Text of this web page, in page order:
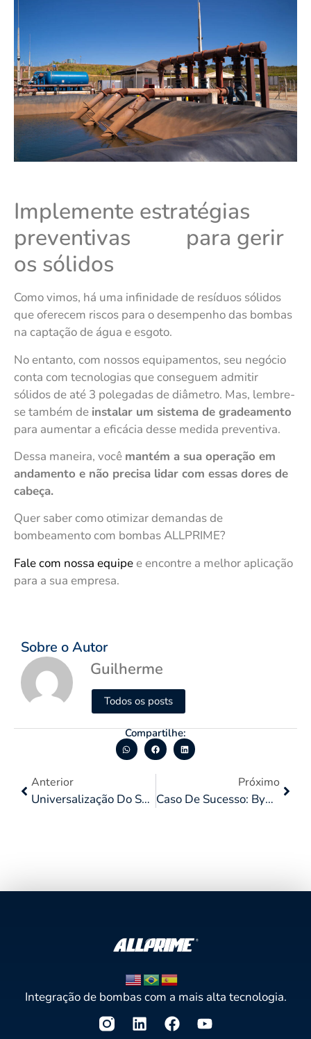
Implemente estratégias
preventivas para gerir
os sólidos
Como vimos, há uma infinidade de resíduos sólidos
que oferecem riscos para o desempenho das bombas
na captação de água e esgoto.
No entanto, com nossos equipamentos, seu negócio
conta com tecnologias que conseguem admitir
sólidos de até 3 polegadas de diâmetro. Mas, lembre-
se também de instalar um sistema de gradeamento
para aumentar a eficácia desse medida preventiva.
Dessa maneira, você mantém a sua operação em
andamento e não precisa lidar com essas dores de
cabeça.
Quer saber como otimizar demandas de
bombeamento com bombas ALLPRIME?
Fale com nossa equipee encontre a melhor aplicação
para a sua empresa.
Sobre o Autor
Guilherme
Todos os posts
Compartilhe:
Anterior
Universalização Do Saneamento Básico E Saúde: Entenda Essa Relação
Próximo
Caso De Sucesso: Bypass De Coletor De Água Pluvial
Integração de bombas com a mais alta tecnologia.